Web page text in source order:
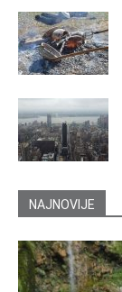
NAJNOVIJE